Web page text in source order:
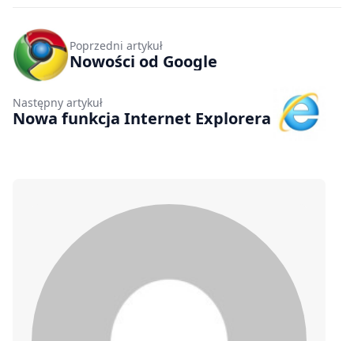
Poprzedni artykuł
Nowości od Google
Następny artykuł
Nowa funkcja Internet Explorera